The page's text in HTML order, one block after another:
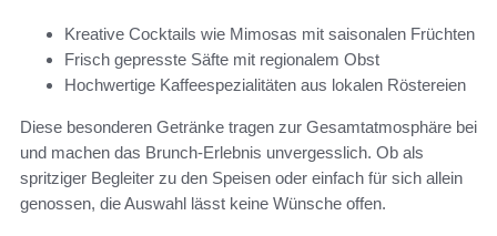
Kreative Cocktails wie Mimosas mit saisonalen Früchten
Frisch gepresste Säfte mit regionalem Obst
Hochwertige Kaffeespezialitäten aus lokalen Röstereien
Diese besonderen Getränke tragen zur Gesamtatmosphäre bei
und machen das Brunch-Erlebnis unvergesslich. Ob als
spritziger Begleiter zu den Speisen oder einfach für sich allein
genossen, die Auswahl lässt keine Wünsche offen.